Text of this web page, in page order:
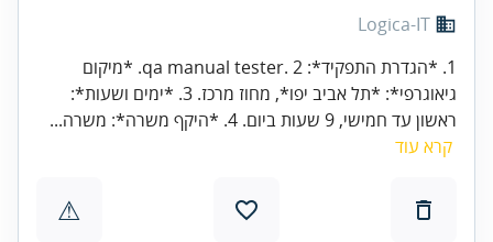
Logica-IT
1. *הגדרת התפקיד*: qa manual tester. 2. *מיקום
גיאוגרפי*: *תל אביב יפו*, מחוז מרכז. 3. *ימים ושעות*:
ראשון עד חמישי, 9 שעות ביום. 4. *היקף משרה*: משרה...
קרא עוד
⚠